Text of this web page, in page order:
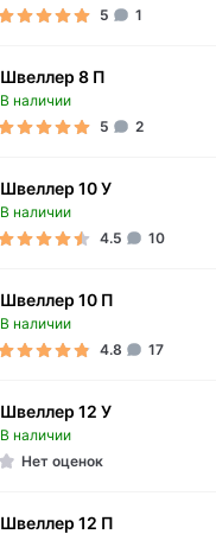
5
1
Швеллер 8 П
В наличии
5
2
Швеллер 10 У
В наличии
4.5
10
Швеллер 10 П
В наличии
4.8
17
Швеллер 12 У
В наличии
Нет оценок
Швеллер 12 П